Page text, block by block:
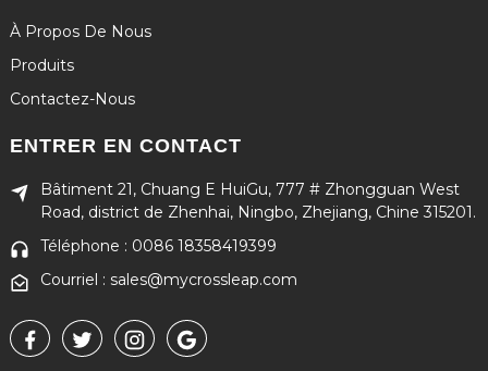
À Propos De Nous
Produits
Contactez-Nous
ENTRER EN CONTACT
Bâtiment 21, Chuang E HuiGu, 777 # Zhongguan West
Road, district de Zhenhai, Ningbo, Zhejiang, Chine 315201.
Téléphone : 0086 18358419399
Courriel : sales@mycrossleap.com